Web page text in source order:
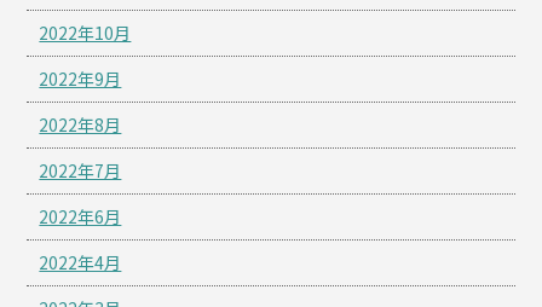
2022年10月
2022年9月
2022年8月
2022年7月
2022年6月
2022年4月